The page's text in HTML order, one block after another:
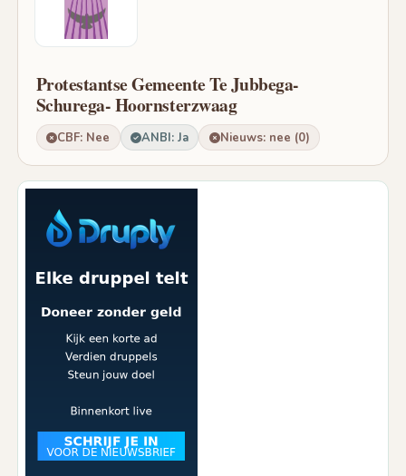
Protestantse Gemeente Te Jubbega-
Schurega- Hoornsterzwaag
CBF: Nee ANBI: Ja Nieuws: nee (0)